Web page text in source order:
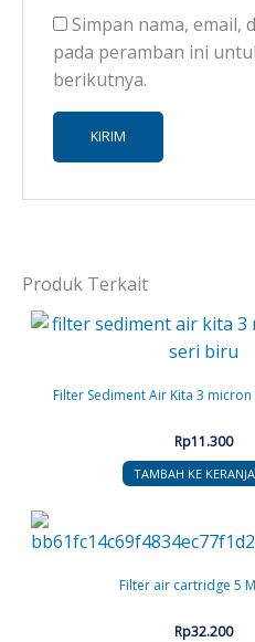
Simpan nama, email,
pada peramban ini
berikutnya.
Produk Terkait
Filter Sediment Air Kita 3
Rp11.300
TAMBAH KE
Filter air cartridge 5
Rp32.200